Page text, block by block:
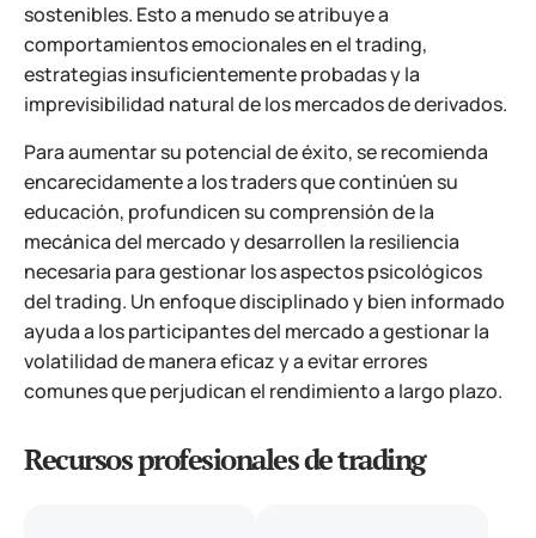
sostenibles. Esto a menudo se atribuye a
comportamientos emocionales en el trading,
estrategias insuficientemente probadas y la
imprevisibilidad natural de los mercados de derivados.
Para aumentar su potencial de éxito, se recomienda
encarecidamente a los traders que continúen su
educación, profundicen su comprensión de la
mecánica del mercado y desarrollen la resiliencia
necesaria para gestionar los aspectos psicológicos
del trading. Un enfoque disciplinado y bien informado
ayuda a los participantes del mercado a gestionar la
volatilidad de manera eficaz y a evitar errores
comunes que perjudican el rendimiento a largo plazo.
Recursos profesionales de trading